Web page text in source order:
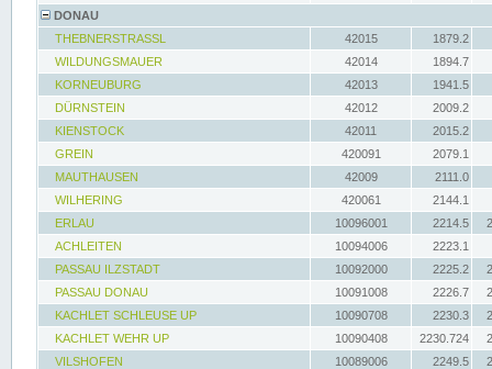
DONAU
THEBNERSTRASSL
42015
1879.2
WILDUNGSMAUER
42014
1894.7
KORNEUBURG
42013
1941.5
DÜRNSTEIN
42012
2009.2
KIENSTOCK
42011
2015.2
GREIN
420091
2079.1
MAUTHAUSEN
42009
2111.0
WILHERING
420061
2144.1
ERLAU
10096001 2214.5
ACHLEITEN
10094006
2223.1
PASSAU ILZSTADT
10092000 2225.2
PASSAU DONAU
10091008 2226.7
KACHLET SCHLEUSE UP
10090708 2230.3
KACHLET WEHR UP
10090408 2230.724
VILSHOFEN
10089006 2249.5